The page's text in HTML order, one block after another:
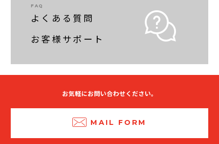
FAQ
よくある質問
お客様サポート
お気軽にお問い合わせください。
MAIL FORM